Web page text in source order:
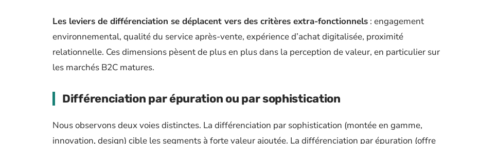
Les leviers de différenciation se déplacent vers des critères extra-fonctionnels : engagement
environnemental, qualité du service après-vente, expérience d’achat digitalisée, proximité
relationnelle. Ces dimensions pèsent de plus en plus dans la perception de valeur, en particulier sur
les marchés B2C matures.
Différenciation par épuration ou par sophistication
Nous observons deux voies distinctes. La différenciation par sophistication (montée en gamme,
innovation, design) cible les segments à forte valeur ajoutée. La différenciation par épuration (offre